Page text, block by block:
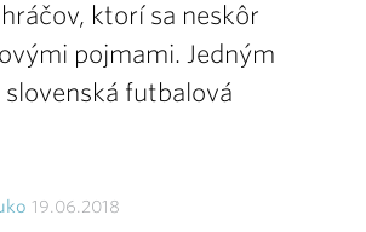
ktorí sa neskôr
pojmami. Jedným
futbalová
19.06.2018